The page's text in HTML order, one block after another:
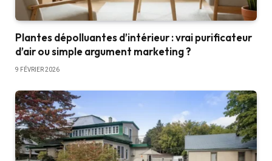
Plantes dépolluantes d’intérieur : vrai purificateur
d’air ou simple argument marketing ?
9 FÉVRIER 2026